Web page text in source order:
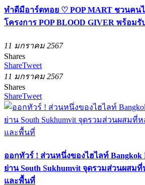
ทำดีมีอาร์ตทอย ♡ POP MART ชวนคน
โครงการ POP BLOOD GIVER พร้อมรั
11 มกราคม 2567
Shares
ShareTweet
11 มกราคม 2567
Shares
ShareTweet
ออกทัวร์ ! ส่วนหนึ่งของไฮไลท์ Bangkok
ย่าน South Sukhumvit จุดรวมส่วนผสม
และพื้นที่